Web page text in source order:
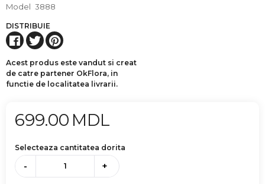
Model 3888
DISTRIBUIE
Acest produs este vandut si creat
de catre partener OkFlora, in
functie de localitatea livrarii.
699.00 MDL
Selecteaza cantitatea dorita
- +